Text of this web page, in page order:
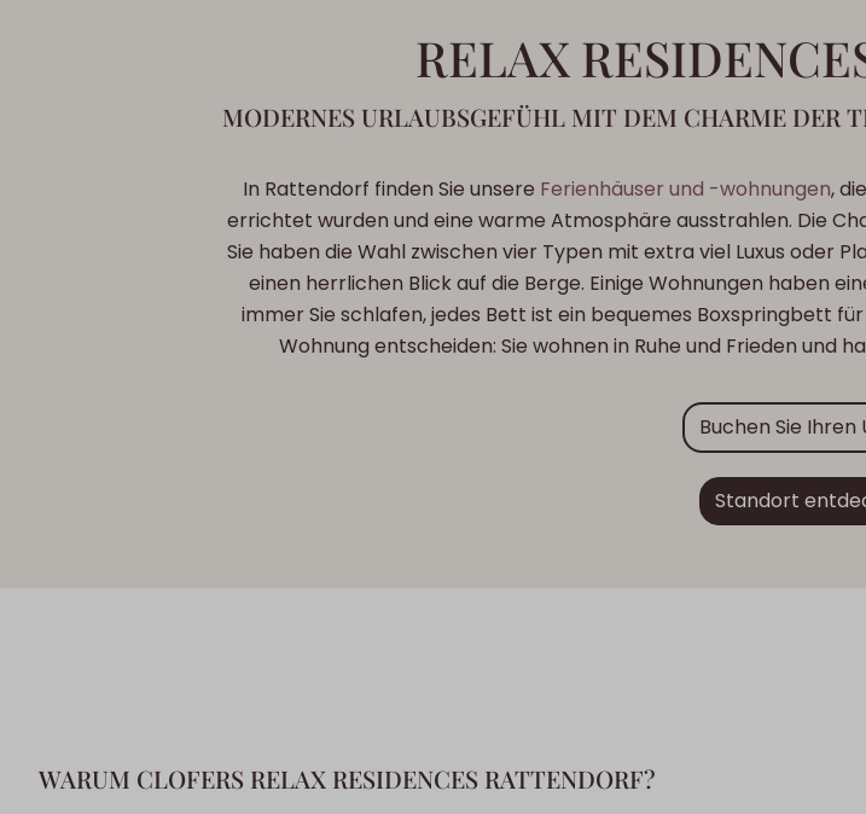
RELAX
MODERNES URLAUBSGEFÜHL MIT DEM CHARME DER
In Rattendorf finden Sie unsere Ferienhäuser und -wohnungen,
errichtet wurden und eine warme Atmosphäre ausstrahlen. Die
Sie haben die Wahl zwischen vier Typen mit extra viel Luxus oder
einen herrlichen Blick auf die Berge. Einige Wohnungen haben
immer Sie schlafen, jedes Bett ist ein bequemes Boxspringbett
Wohnung entscheiden: Sie wohnen in Ruhe und Frieden und
Buchen Sie Ihren
Standort
WARUM CLOFERS RELAX RESIDENCES RATTENDORF?